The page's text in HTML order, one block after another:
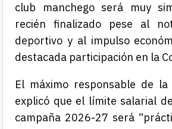
club manchego será muy
recién finalizado pese al
deportivo y al impulso
destacada participación en la
El máximo responsable de
explicó que el límite salarial
campaña 2026-27 será